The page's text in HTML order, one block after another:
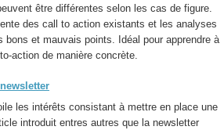
être différentes selon les cas de figure.
des call to action existants et les analyses
bons et mauvais points. Idéal pour apprendre à
action de manière concrète.
les intérêts consistant à mettre en place une
introduit entres autres que la newsletter